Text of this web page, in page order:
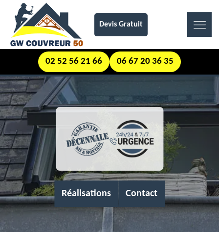
Devis Gratuit
02 52 56 21 66 06 67 20 36 35
Réalisations Contact